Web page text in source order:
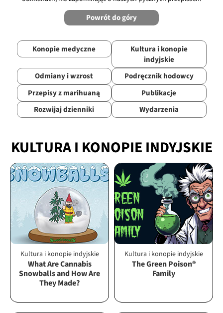
Powrót do góry
Konopie medyczne
Kultura i konopie
indyjskie
Odmiany i wzrost
Podręcznik hodowcy
Przepisy z marihuaną
Publikacje
Rozwijaj dzienniki
Wydarzenia
KULTURA I KONOPIE INDYJSKIE
Kultura i konopie indyjskie
What Are Cannabis
Snowballs and How Are
They Made?
Kultura i konopie indyjskie
The Green Poison®
Family